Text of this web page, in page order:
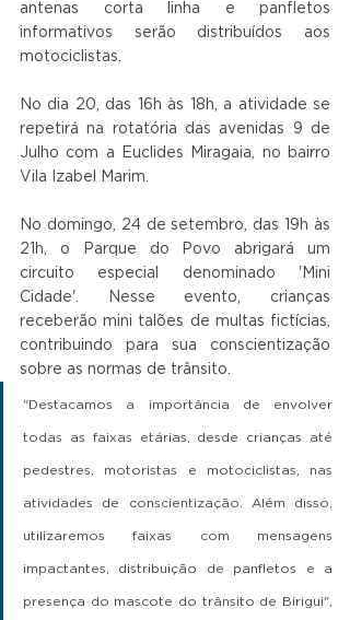
antenas corta linha e panfletos
informativos serão distribuídos aos
motociclistas.
No dia 20, das 16h às 18h, a atividade se
repetirá na rotatória das avenidas 9 de
Julho com a Euclides Miragaia, no bairro
Vila Izabel Marim.
No domingo, 24 de setembro, das 19h às
21h, o Parque do Povo abrigará um
circuito especial denominado 'Mini
Cidade'. Nesse evento, crianças
receberão mini talões de multas fictícias,
contribuindo para sua conscientização
sobre as normas de trânsito.
"Destacamos a importância de envolver
todas as faixas etárias, desde crianças até
pedestres, motoristas e motociclistas, nas
atividades de conscientização. Além disso,
utilizaremos faixas com mensagens
impactantes, distribuição de panfletos e a
presença do mascote do trânsito de Birigui",